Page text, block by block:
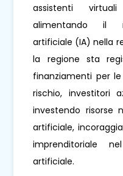
assistenti
alimentando il
artificiale (IA) nella
la regione sta
finanziamenti per
rischio, investitori
investendo risorse
artificiale,
imprenditoriale
artificiale.